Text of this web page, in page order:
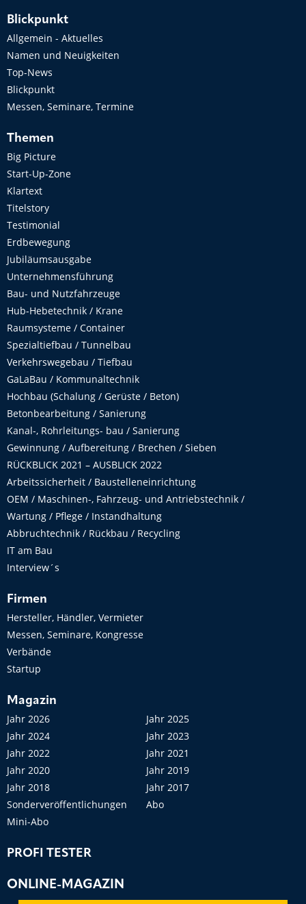
Blickpunkt
Allgemein - Aktuelles
Namen und Neuigkeiten
Top-News
Blickpunkt
Messen, Seminare, Termine
Themen
Big Picture
Start-Up-Zone
Klartext
Titelstory
Testimonial
Erdbewegung
Jubiläumsausgabe
Unternehmensführung
Bau- und Nutzfahrzeuge
Hub-Hebetechnik / Krane
Raumsysteme / Container
Spezialtiefbau / Tunnelbau
Verkehrswegebau / Tiefbau
GaLaBau / Kommunaltechnik
Hochbau (Schalung / Gerüste / Beton)
Betonbearbeitung / Sanierung
Kanal-, Rohrleitungs- bau / Sanierung
Gewinnung / Aufbereitung / Brechen / Sieben
RÜCKBLICK 2021 – AUSBLICK 2022
Arbeitssicherheit / Baustelleneinrichtung
OEM / Maschinen-, Fahrzeug- und Antriebstechnik /
Wartung / Pflege / Instandhaltung
Abbruchtechnik / Rückbau / Recycling
IT am Bau
Interview´s
Firmen
Hersteller, Händler, Vermieter
Messen, Seminare, Kongresse
Verbände
Startup
Magazin
Jahr 2026
Jahr 2025
Jahr 2024
Jahr 2023
Jahr 2022
Jahr 2021
Jahr 2020
Jahr 2019
Jahr 2018
Jahr 2017
Sonderveröffentlichungen
Abo
Mini-Abo
PROFI TESTER
ONLINE-MAGAZIN